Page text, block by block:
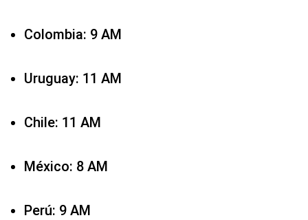
Colombia: 9 AM
Uruguay: 11 AM
Chile: 11 AM
México: 8 AM
Perú: 9 AM